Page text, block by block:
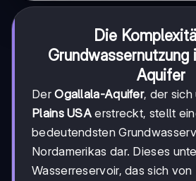
Die
Grundwassernutzung
Aquifer
DerOgallala-Aquifer, der
Plains USA erstreckt, stellt
bedeutendsten
Nordamerikas dar. Dieses
Wasserreservoir, das sich von